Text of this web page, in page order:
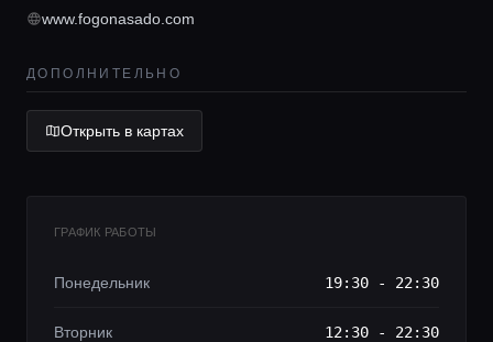
www.fogonasado.com
ДОПОЛНИТЕЛЬНО
Открыть в картах
ГРАФИК РАБОТЫ
Понедельник 19:30 - 22:30
Вторник 12:30 - 22:30